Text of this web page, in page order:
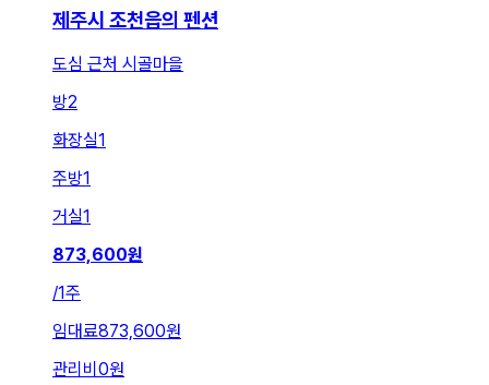
제주시 조천읍의 펜션
도심 근처 시골마을
방2
화장실1
주방1
거실1
873,600원
/1주
임대료873,600원
관리비 0원